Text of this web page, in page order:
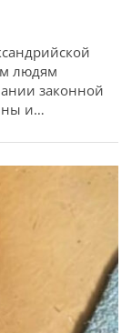
людям
законной
и
и 21-летнем
мая один из